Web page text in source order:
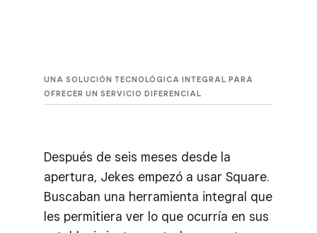
UNA SOLUCIÓN TECNOLÓGICA INTEGRAL PARA
OFRECER UN SERVICIO DIFERENCIAL
Después de seis meses desde la
apertura, Jekes empezó a usar Square.
Buscaban una herramienta integral que
les permitiera ver lo que ocurría en sus